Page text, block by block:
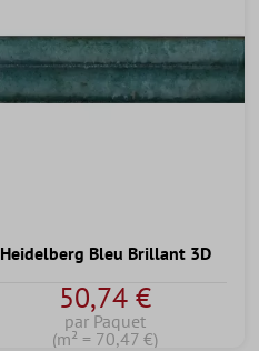
Heidelberg Bleu Brillant 3D
50,74 €
par Paquet
(m² = 70,47 €)